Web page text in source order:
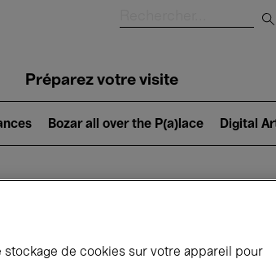
Préparez votre visite
Bozar all over the P(a)lace Digital
à Bozar
stockage de cookies sur votre appareil pour